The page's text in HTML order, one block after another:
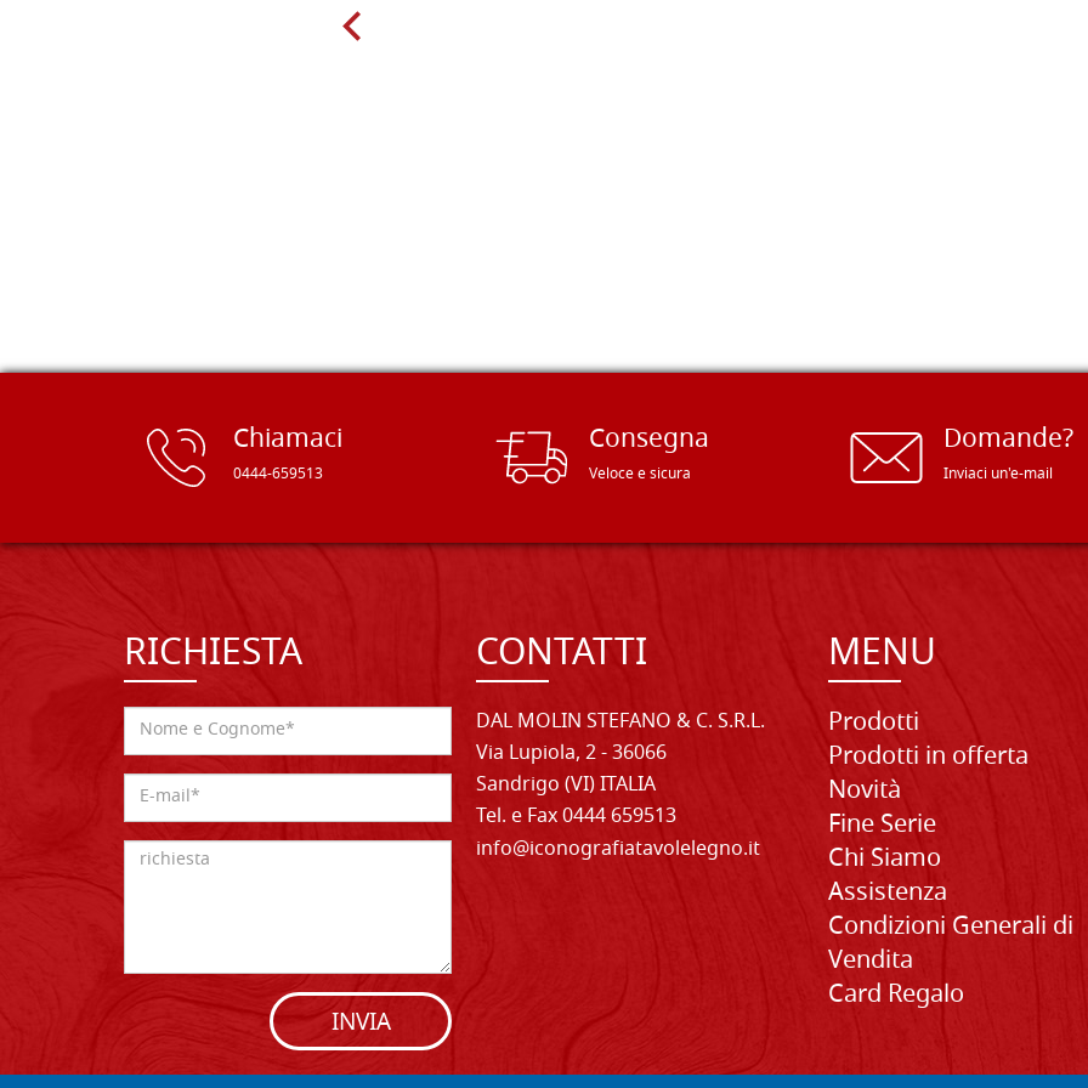
Chiamaci
0444-659513
Consegna
Veloce e sicura
Domande?
Inviaci un'e-mail
RICHIESTA
INVIA
CONTATTI
DAL MOLIN STEFANO & C. S.R.L.
Via Lupiola, 2 - 36066
Sandrigo (VI) ITALIA
Tel. e Fax 0444 659513
info@iconografiatavolelegno.it
MENU
Prodotti
Prodotti in offerta
Novità
Fine Serie
Chi Siamo
Assistenza
Condizioni Generali di
Vendita
Card Regalo